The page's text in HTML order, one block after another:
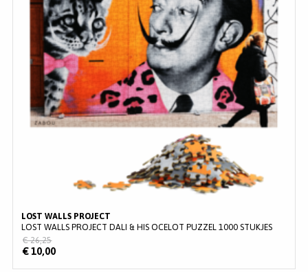
MERKEN
INLOGGEN
REGISTREREN
KLANTENSERVICE
LOST WALLS PROJECT
LOST WALLS PROJECT DALI & HIS OCELOT PUZZEL 1000 STUKJES
€ 10,00
€ 26,25